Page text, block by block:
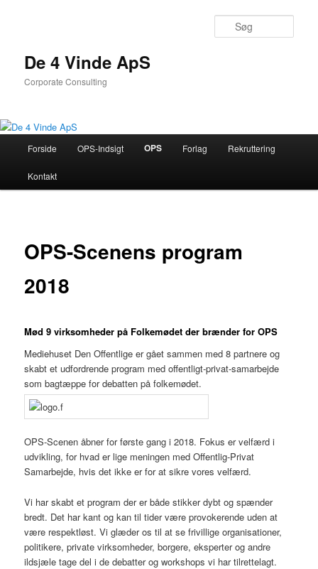
De 4 Vinde ApS
Corporate Consulting
Fortsæt
til
indhold
Forside OPS-Indsigt OPS Forlag Rekruttering
Kontakt
OPS-Scenens program
2018
Mød 9 virksomheder på Folkemødet der brænder for OPS
Mediehuset Den Offentlige er gået sammen med 8 partnere og
skabt et udfordrende program med offentligt-privat-samarbejde
som bagtæppe for debatten på folkemødet.
OPS-Scenen åbner for første gang i 2018. Fokus er velfærd i
udvikling, for hvad er lige meningen med Offentlig-Privat
Samarbejde, hvis det ikke er for at sikre vores velfærd.
Vi har skabt et program der er både stikker dybt og spænder
bredt. Det har kant og kan til tider være provokerende uden at
være respektløst. Vi glæder os til at se frivillige organisationer,
politikere, private virksomheder, borgere, eksperter og andre
ildsjæle tage del i de debatter og workshops vi har tilrettelagt.